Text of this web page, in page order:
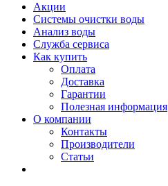
Акции
Системы очистки воды
Анализ воды
Служба сервиса
Как купить
Оплата
Доставка
Гарантии
Полезная информация
О компании
Контакты
Производители
Статьи